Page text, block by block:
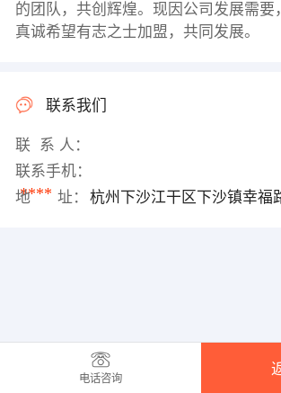
的团队，共创辉煌。现因公司发展需要
真诚希望有志之士加盟，共同发展。
联系我们
联 系 人：
联系手机：
****
地 址： 杭州下沙江干区下沙镇幸福
电话咨询